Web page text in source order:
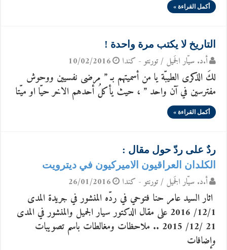
أكمل القراءة »
التاريخ لا يكتب مرة واحدة !
أ.د. سيّار الجَميل / تورنتو - كندا 10/02/2016
لكَ الذكرى الطيبّة يا من أسميتهم بـ ” مرضى نفسيين ووحوش
مفترسين في آن واحد ” ، حيث يأكلُ أحدهم الاخر حيّا او ميّتا
أكمل القراءة »
ردٌ على ردّ حول مقال :
الكلدان العراقيون الاميركيون في ديترويت
أ.د. سيّار الجَميل / تورنتو - كندا 26/01/2016
اثار السيد عامر حنا فتوحي في ردّه المنشور في جريدة المدى
12/1/ 2016 على مقال الدكتور سيار الجميل والمنشور في المدى
21 /12/ 2015 .. ملاحظات ومغالطات باسم تصويبات
وإضافات